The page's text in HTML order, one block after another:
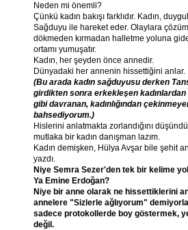
Neden mi önemli?
Çünkü kadın bakışı farklıdır. Kadın,
Sağduyu ile hareket eder. Olaylara
dökmeden kırmadan halletme yoluna
ortamı yumuşatır.
Kadın, her şeyden önce annedir.
Dünyadaki her annenin hissettiğini anlar.
(Bu arada kadın sağduyusu derken
girdikten sonra erkekleşen kadınlardan
gibi davranan, kadınlığından
bahsediyorum.)
Hislerini anlatmakta zorlandığını
mutlaka bir kadın danışman lazım.
Kadın demişken, Hülya Avşar bile şehit
yazdı.
Niye Semra Sezer'den tek bir kelime
Ya Emine Erdoğan?
Niye bir anne olarak ne hissettiklerini
annelere "Sizlerle ağlıyorum"
sadece protokollerde boy göstermek,
değil.